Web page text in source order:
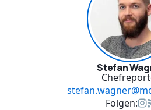
Stefan
Folgen: